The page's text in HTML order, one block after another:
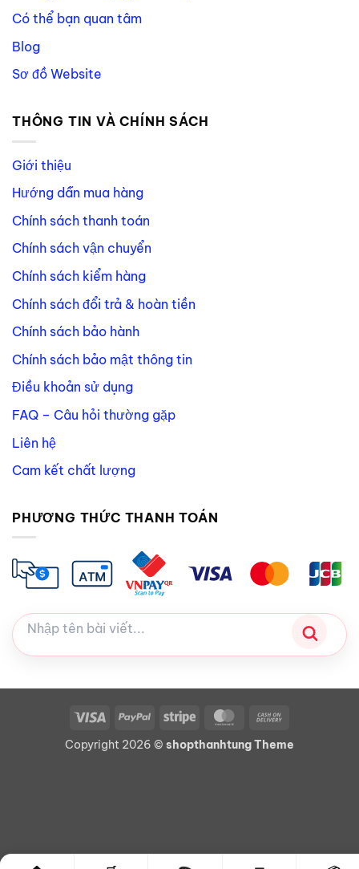
Có thể bạn quan tâm
Blog
Sơ đồ Website
THÔNG TIN VÀ CHÍNH SÁCH
Giới thiệu
Hướng dẫn mua hàng
Chính sách thanh toán
Chính sách vận chuyển
Chính sách kiểm hàng
Chính sách đổi trả & hoàn tiền
Chính sách bảo hành
Chính sách bảo mật thông tin
Điều khoản sử dụng
FAQ – Câu hỏi thường gặp
Liên hệ
Cam kết chất lượng
PHƯƠNG THỨC THANH TOÁN
Visa PayPal Stripe MasterCard
Delivery
Copyright 2026 © shopthanhtung Theme